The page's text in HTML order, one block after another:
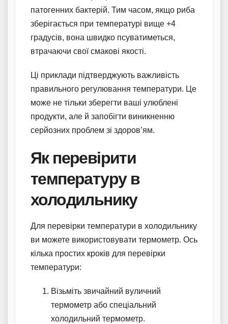
патогенних бактерій. Тим часом, якщо риба
зберігається при температурі вище +4
градусів, вона швидко псуватиметься,
втрачаючи свої смакові якості.
Ці приклади підтверджують важливість
правильного регулювання температури. Це
може не тільки зберегти ваші улюблені
продукти, але й запобігти виникненню
серйозних проблем зі здоров’ям.
Як перевірити
температуру в
холодильнику
Для перевірки температури в холодильнику
ви можете використовувати термометр. Ось
кілька простих кроків для перевірки
температури:
Візьміть звичайний вуличний
термометр або спеціальний
холодильний термометр.